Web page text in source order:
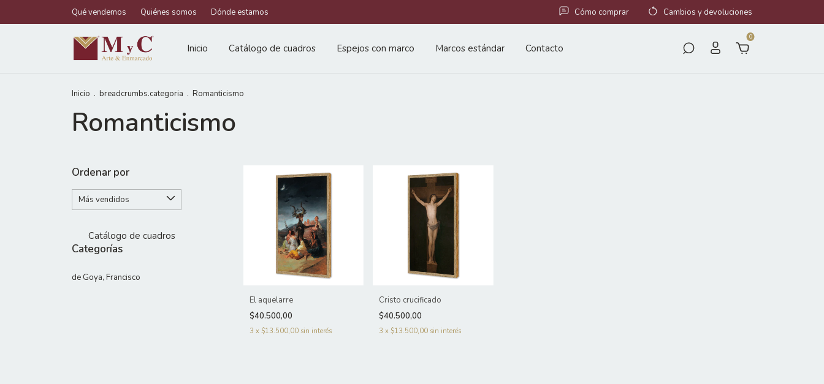
Qué vendemos Quiénes somos Dónde estamos Cómo comprar Cambios y devoluciones
Inicio Catálogo de cuadros Espejos con marco Marcos estándar Contacto
0
Inicio . breadcrumbs.categoria . Romanticismo
Romanticismo
Ordenar por
Catálogo de cuadros
Categorías
de Goya, Francisco
El aquelarre
$40.500,00
3 x $13.500,00 sin interés
Cristo crucificado
$40.500,00
3 x$13.500,00 sin interés